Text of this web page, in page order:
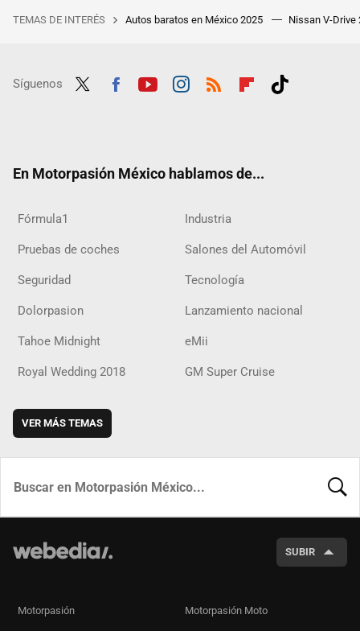
TEMAS DE INTERÉS Autos baratos en México 2025 Nissan V-Drive
Síguenos
En Motorpasión México hablamos de...
Fórmula1 Industria
Pruebas de coches Salones del Automóvil
Seguridad Tecnología
Dolorpasion Lanzamiento nacional
Tahoe Midnight eMii
Royal Wedding 2018 GM Super Cruise
VER MÁS TEMAS
SUBIR
Motorpasión Motorpasión Moto